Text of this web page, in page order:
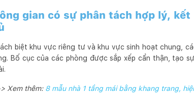
gian có sự phân tách hợp lý,
biệt khu vực riêng tư và khu vực sinh hoạt chung,
Bố cục của các phòng được sắp xếp cẩn thận, tạo
Xem thêm: 8 mẫu nhà 1 tầng mái bằng khang trang,